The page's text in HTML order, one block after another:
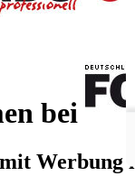
bei
Werbung